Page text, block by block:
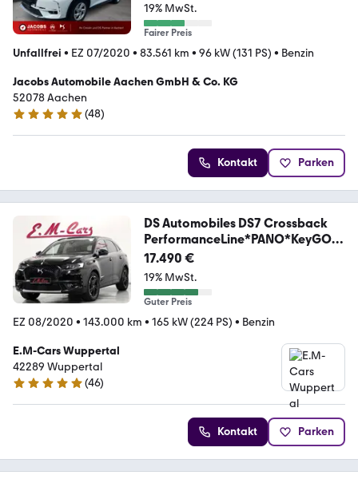
19% MwSt.
Fairer Preis
Unfallfrei • EZ 07/2020 • 83.561 km • 96 kW (131 PS) • Benzin
Jacobs Automobile Aachen GmbH & Co. KG
52078 Aachen
5 Sterne
(48)
Kontakt Parken
DS Automobiles DS7 Crossback
PerformanceLine*PANO*KeyGO*L
ED*360
17.490 €
19% MwSt.
Guter Preis
EZ 08/2020 • 143.000 km • 165 kW (224 PS) • Benzin
E.M-Cars Wuppertal
42289 Wuppertal
4.9 Sterne
(46)
Kontakt Parken